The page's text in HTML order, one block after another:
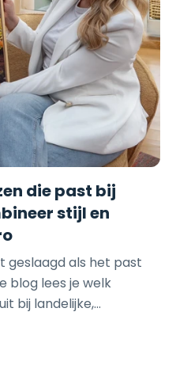
von 20x20 cm bis
cm,
So
Schwankst du
Unsere Spezialisten
Wanddekorationen
versandfertig
produziert. Alle
hochladen und
die past bij
stijl en
geslaagd als het past
blog lees je welk
bij landelijke,